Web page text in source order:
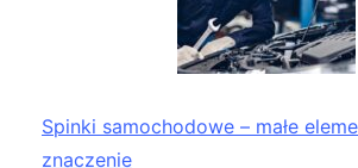
Spinki samochodowe – małe
znaczenie